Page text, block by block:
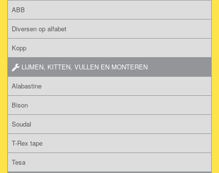
ABB
Diversen op alfabet
Kopp
LIJMEN, KITTEN, VULLEN EN MONTEREN
Alabastine
Bison
Soudal
T-Rex tape
Tesa